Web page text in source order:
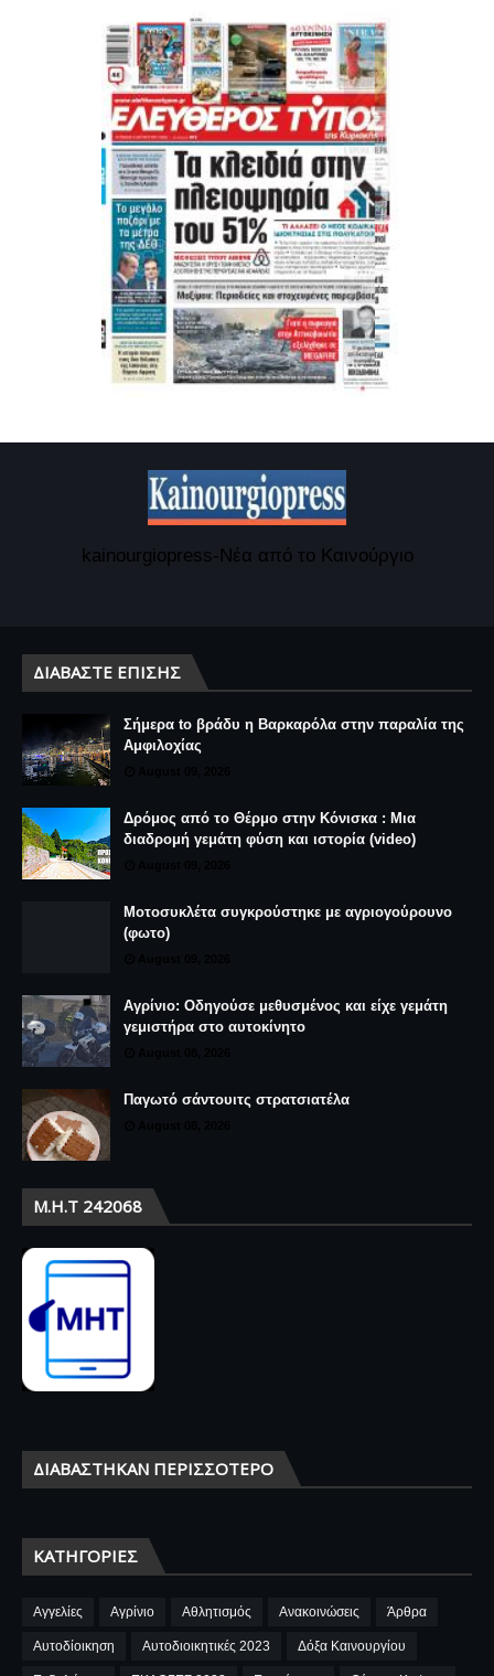
kainourgiopress-Νέα από το Καινούργιο
ΔΙΑΒΆΣΤΕ ΕΠΊΣΗΣ
Σήμερα to βράδυ η Βαρκαρόλα στην παραλία της
Αμφιλοχίας
Δρόμος από το Θέρμο στην Κόνισκα : Μια
διαδρομή γεμάτη φύση και ιστορία (video)
Μοτοσυκλέτα συγκρούστηκε με αγριογούρουνο
(φωτο)
Αγρίνιο: Οδηγούσε μεθυσμένος και είχε γεμάτη
γεμιστήρα στο αυτοκίνητο
Παγωτό σάντουιτς στρατσιατέλα
Μ.Η.Τ 242068
ΔΙΑΒΆΣΤΗΚΑΝ ΠΕΡΙΣΣΌΤΕΡΟ
ΚΑΤΗΓΟΡΊΕΣ
Αγγελίες Αγρίνιο Αθλητισμός Ανακοινώσεις Άρθρα
Αυτοδίοικηση Αυτοδιοικητικές 2023 Δόξα Καινουργίου